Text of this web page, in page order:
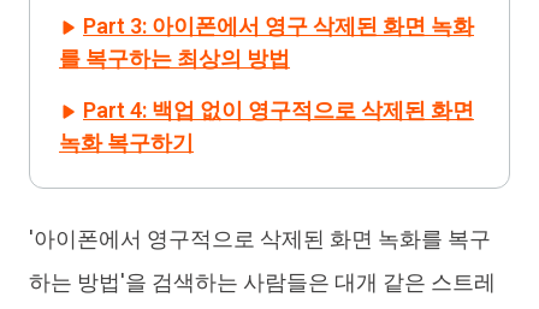
Part 3: 아이폰에서 영구 삭제된 화면 녹화
를 복구하는 최상의 방법
Part 4: 백업 없이 영구적으로 삭제된 화면
녹화 복구하기
'아이폰에서 영구적으로 삭제된 화면 녹화를 복구
하는 방법'을 검색하는 사람들은 대개 같은 스트레